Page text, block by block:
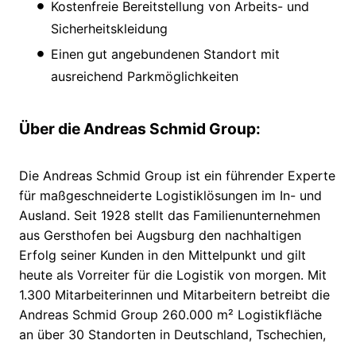
Kostenfreie Bereitstellung von Arbeits- und
Sicherheitskleidung
Einen gut angebundenen Standort mit
ausreichend Parkmöglichkeiten
Über die Andreas Schmid Group:
Die Andreas Schmid Group ist ein führender Experte
für maßgeschneiderte Logistiklösungen im In- und
Ausland. Seit 1928 stellt das Familienunternehmen
aus Gersthofen bei Augsburg den nachhaltigen
Erfolg seiner Kunden in den Mittelpunkt und gilt
heute als Vorreiter für die Logistik von morgen. Mit
1.300 Mitarbeiterinnen und Mitarbeitern betreibt die
Andreas Schmid Group 260.000 m² Logistikfläche
an über 30 Standorten in Deutschland, Tschechien,